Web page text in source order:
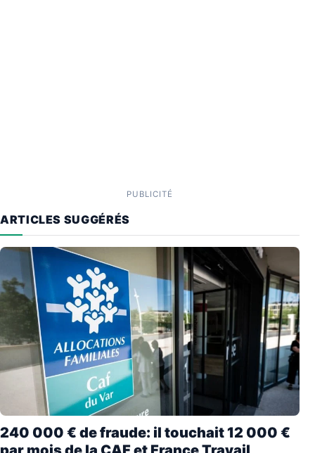
PUBLICITÉ
ARTICLES SUGGÉRÉS
240 000 € de fraude: il touchait 12 000 €